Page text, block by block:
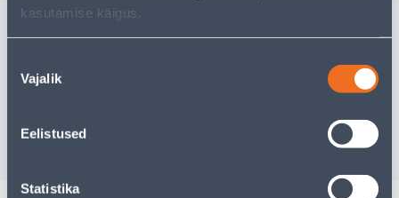
kasutamise käigus.
valik
Vajalik
Eelistused
Statistika
Sarnased tooted
.32 €
0.79 €